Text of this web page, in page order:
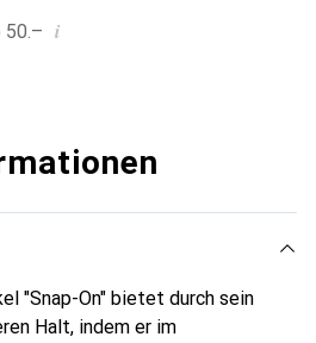
50.– i
"Snap-On" bietet durch sein
Halt, indem er im